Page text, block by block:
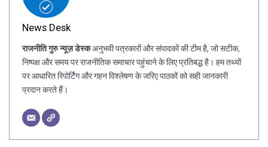
News Desk
राजनीति गुरु न्यूज़ डेस्कअनुभवी पत्रकारों और संपादकों की टीम है, जो सटीक,
निष्पक्ष और समय पर राजनीतिक समाचार पहुंचाने के लिए प्रतिबद्ध है। हम तथ्यों
पर आधारित रिपोर्टिंग और गहन विश्लेषण के जरिए पाठकों को सही जानकारी
प्रदान करते हैं।